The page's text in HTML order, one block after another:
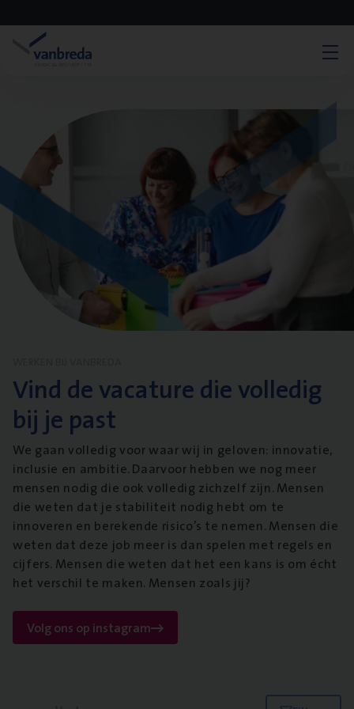
Vind de vacature die volledig
bij je past
We gaan volledig voor waar wij in geloven: innovatie,
inclusie en ambitie. Daarvoor hebben we nog meer
mensen nodig die ook volledig zichzelf zijn. Mensen
die weten dat je stabiliteit nodig hebt om te
innoveren en berekende risico’s te nemen. Mensen die
weten dat deze job meer is dan spelen met regels en
cijfers. Mensen die weten dat het een kans is om écht
het verschil te maken. Mensen zoals jij?
Volg ons op instagram